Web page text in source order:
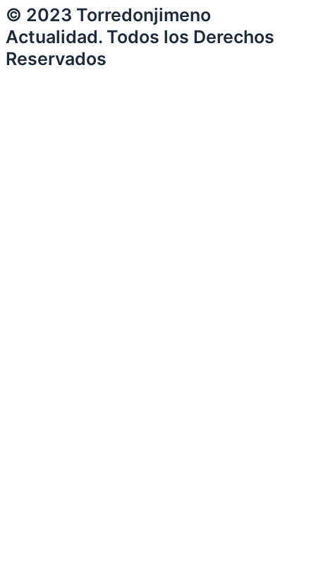
© 2023 Torredonjimeno
Actualidad. Todos los Derechos
Reservados